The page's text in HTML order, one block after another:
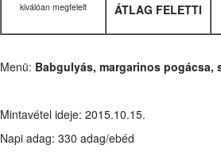
kiválóan megfelelt ÁTLAG FELETTI
Menü: Babgulyás, margarinos pogácsa,
Mintavétel ideje: 2015.10.15.
Napi adag: 330 adag/ebéd